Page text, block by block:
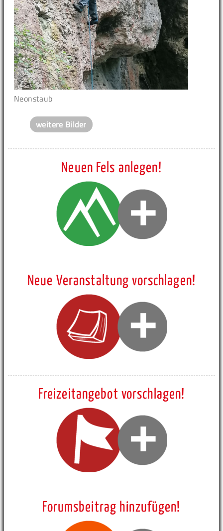
Neonstaub
weitere Bilder
Neuen Fels anlegen!
Neue Veranstaltung vorschlagen!
Freizeitangebot vorschlagen!
Forumsbeitrag hinzufügen!